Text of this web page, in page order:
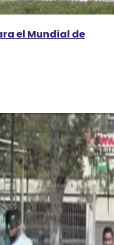
el Mundial de